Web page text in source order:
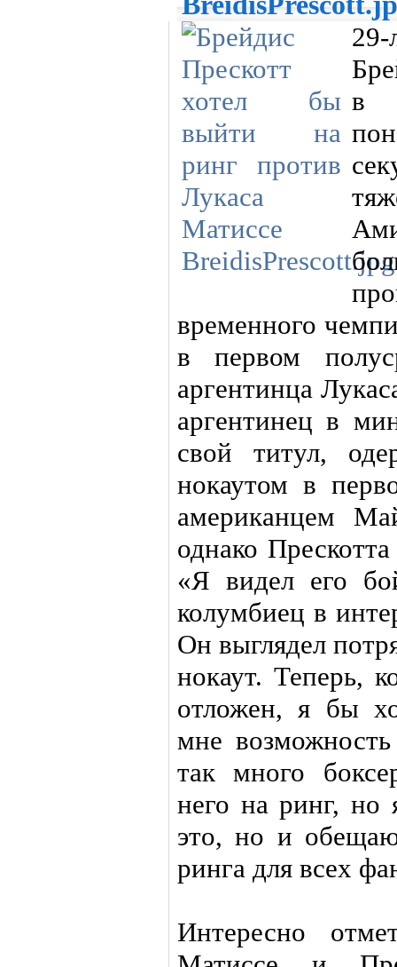
в
временного
в первом
аргентинца
аргентинец в
свой титул,
нокаутом в
американцем
однако
«Я видел его
колумбиец в
Он выглядел
нокаут. Теперь,
отложен, я бы
мне
так много
него на ринг, но
это, но и
ринга для всех
Интересно